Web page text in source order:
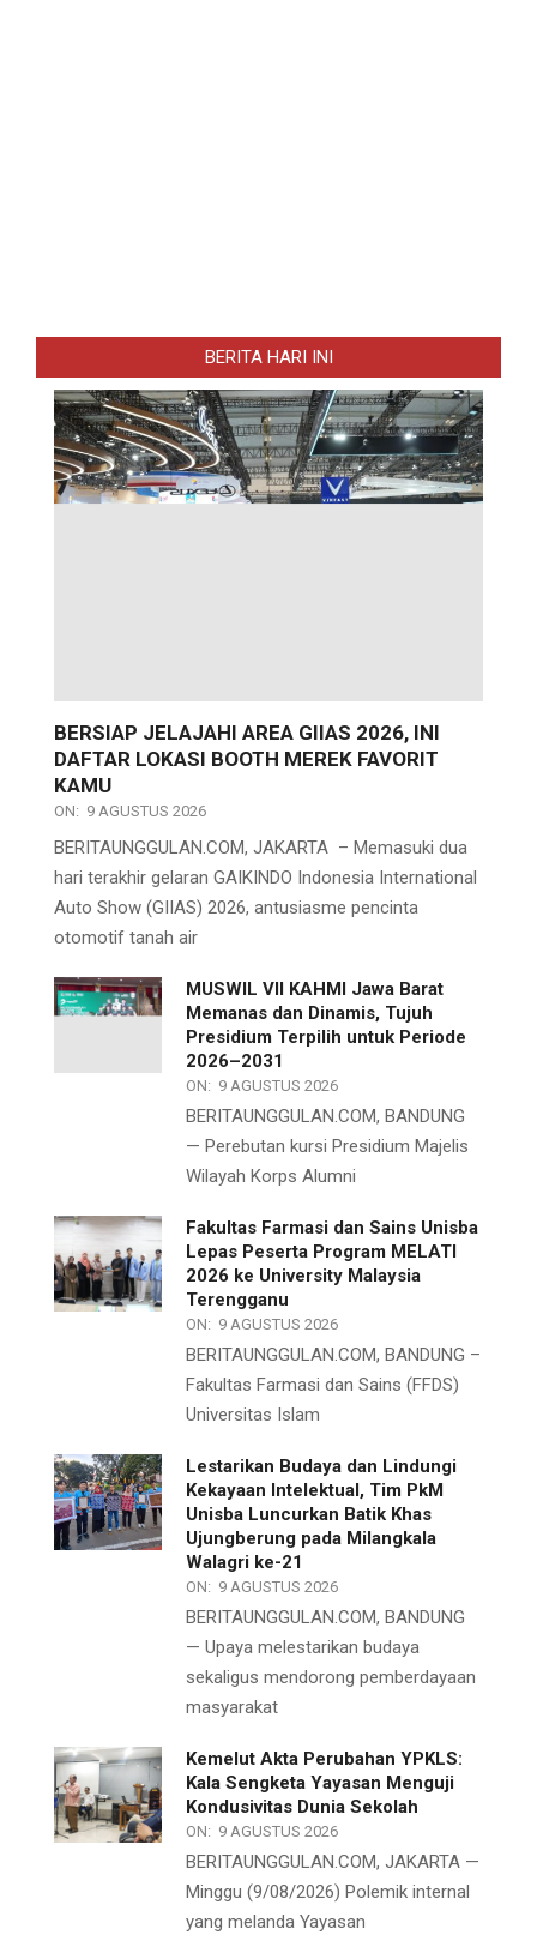
BERITA HARI INI
BERSIAP JELAJAHI AREA GIIAS 2026, INI
DAFTAR LOKASI BOOTH MEREK FAVORIT
KAMU
ON: 9 AGUSTUS 2026
BERITAUNGGULAN.COM, JAKARTA – Memasuki dua
hari terakhir gelaran GAIKINDO Indonesia International
Auto Show (GIIAS) 2026, antusiasme pencinta
otomotif tanah air
MUSWIL VII KAHMI Jawa Barat
Memanas dan Dinamis, Tujuh
Presidium Terpilih untuk Periode
2026–2031
ON: 9 AGUSTUS 2026
BERITAUNGGULAN.COM, BANDUNG
— Perebutan kursi Presidium Majelis
Wilayah Korps Alumni
Fakultas Farmasi dan Sains Unisba
Lepas Peserta Program MELATI
2026 ke University Malaysia
Terengganu
ON: 9 AGUSTUS 2026
BERITAUNGGULAN.COM, BANDUNG –
Fakultas Farmasi dan Sains (FFDS)
Universitas Islam
Lestarikan Budaya dan Lindungi
Kekayaan Intelektual, Tim PkM
Unisba Luncurkan Batik Khas
Ujungberung pada Milangkala
Walagri ke-21
ON: 9 AGUSTUS 2026
BERITAUNGGULAN.COM, BANDUNG
— Upaya melestarikan budaya
sekaligus mendorong pemberdayaan
masyarakat
Kemelut Akta Perubahan YPKLS:
Kala Sengketa Yayasan Menguji
Kondusivitas Dunia Sekolah
ON: 9 AGUSTUS 2026
BERITAUNGGULAN.COM, JAKARTA —
Minggu (9/08/2026) Polemik internal
yang melanda Yayasan